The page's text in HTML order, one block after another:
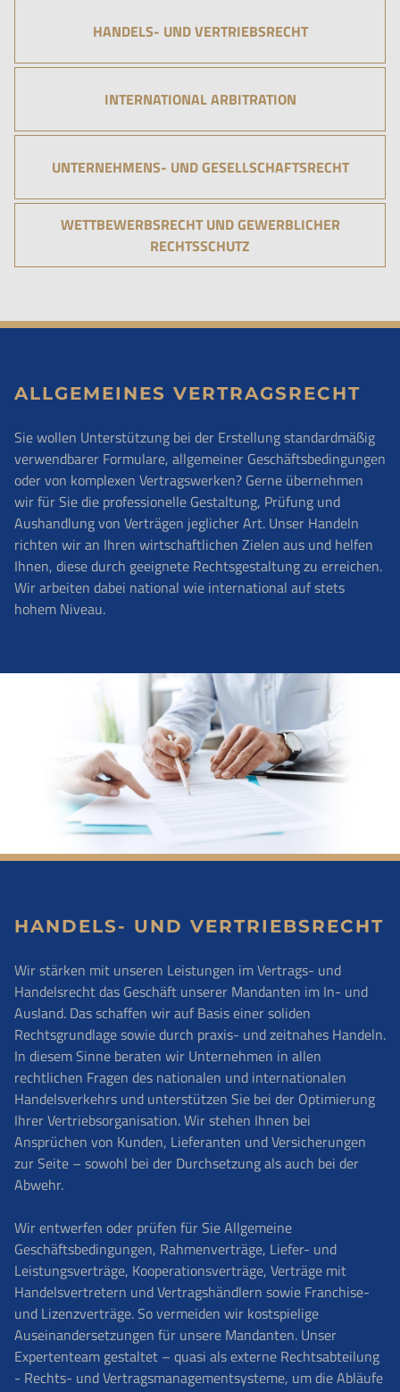
HANDELS- UND VERTRIEBSRECHT
INTERNATIONAL ARBITRATION
UNTERNEHMENS- UND GESELLSCHAFTSRECHT
WETTBEWERBSRECHT UND GEWERBLICHER
RECHTSSCHUTZ
ALLGEMEINES VERTRAGSRECHT
Sie wollen Unterstützung bei der Erstellung standardmäßig
verwendbarer Formulare, allgemeiner Geschäftsbedingungen
oder von komplexen Vertragswerken? Gerne übernehmen
wir für Sie die professionelle Gestaltung, Prüfung und
Aushandlung von Verträgen jeglicher Art. Unser Handeln
richten wir an Ihren wirtschaftlichen Zielen aus und helfen
Ihnen, diese durch geeignete Rechtsgestaltung zu erreichen.
Wir arbeiten dabei national wie international auf stets
hohem Niveau.
HANDELS- UND VERTRIEBSRECHT
Wir stärken mit unseren Leistungen im Vertrags- und
Handelsrecht das Geschäft unserer Mandanten im In- und
Ausland. Das schaffen wir auf Basis einer soliden
Rechtsgrundlage sowie durch praxis- und zeitnahes Handeln.
In diesem Sinne beraten wir Unternehmen in allen
rechtlichen Fragen des nationalen und internationalen
Handelsverkehrs und unterstützen Sie bei der Optimierung
Ihrer Vertriebsorganisation. Wir stehen Ihnen bei
Ansprüchen von Kunden, Lieferanten und Versicherungen
zur Seite – sowohl bei der Durchsetzung als auch bei der
Abwehr.
Wir entwerfen oder prüfen für Sie Allgemeine
Geschäftsbedingungen, Rahmenverträge, Liefer- und
Leistungsverträge, Kooperationsverträge, Verträge mit
Handelsvertretern und Vertragshändlern sowie Franchise-
und Lizenzverträge. So vermeiden wir kostspielige
Auseinandersetzungen für unsere Mandanten. Unser
Expertenteam gestaltet – quasi als externe Rechtsabteilung
- Rechts- und Vertragsmanagementsysteme, um die Abläufe